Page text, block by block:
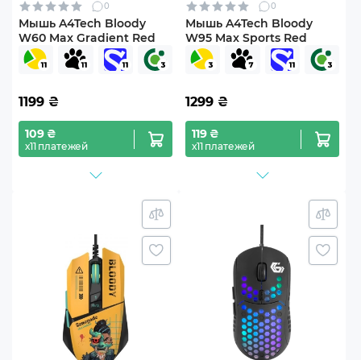
0
Мышь A4Tech Bloody
W60 Max Gradient Red
1199 ₴
109 ₴
х11 платежей
0
Мышь A4Tech Bloody
W95 Max Sports Red
1299 ₴
119 ₴
х11 платежей